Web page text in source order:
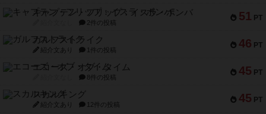
51 PT
キャプテン・フリップ：イスラ・ボンバ
2件の投稿
46 PT
ガルフストライク
紹介文あり 1件の投稿
45 PT
エコーズ・オブ・タイム
8件の投稿
45 PT
スカルキング
紹介文あり 12件の投稿